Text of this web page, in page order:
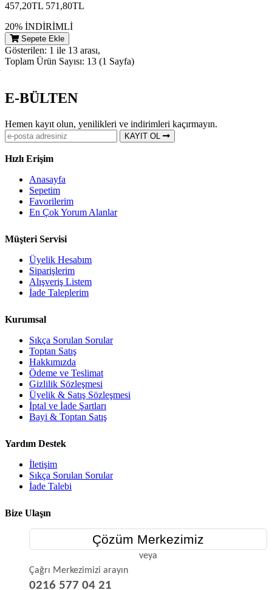
457,20TL 571,80TL
20% İNDİRİMLİ
Sepete Ekle
Gösterilen: 1 ile 13 arası,
Toplam Ürün Sayısı: 13 (1 Sayfa)
E-BÜLTEN
Hemen kayıt olun, yenilikleri ve indirimleri kaçırmayın.
KAYIT OL
Hızlı Erişim
Anasayfa
Sepetim
Favorilerim
En Çok Yorum Alanlar
Müşteri Servisi
Üyelik Hesabım
Siparişlerim
Alışveriş Listem
İade Taleplerim
Kurumsal
Sıkça Sorulan Sorular
Toptan Satış
Hakkımızda
Ödeme ve Teslimat
Gizlilik Sözleşmesi
Üyelik & Satış Sözleşmesi
İptal ve İade Şartları
Bayi & Toptan Satış
Yardım Destek
İletişim
Sıkça Sorulan Sorular
İade Talebi
Bize Ulaşın
Çözüm Merkezimiz
veya
Çağrı Merkezimizi arayın
0216 577 04 21